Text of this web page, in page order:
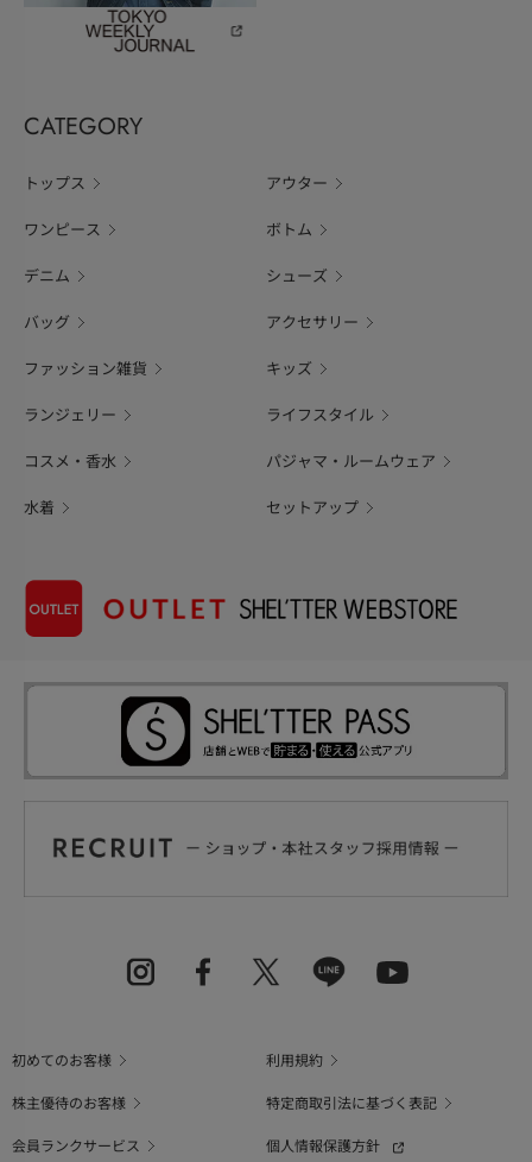
CATEGORY
トップス アウター
ワンピース ボトム
デニム シューズ
バッグ アクセサリー
ファッション雑貨 キッズ
ランジェリー ライフスタイル
コスメ・香水 パジャマ・ルームウェア
水着 セットアップ
初めてのお客様
利用規約
株主優待のお客様
特定商取引法に基づく表記
会員ランクサービス
個人情報保護方針